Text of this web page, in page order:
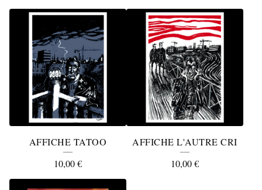
AFFICHE TATOO
10,00€
AFFICHE L'AUTRE CRI
10,00€